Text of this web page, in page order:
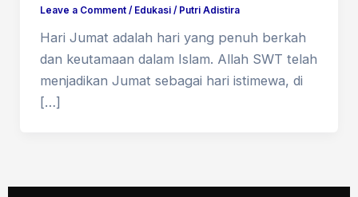
Leave a Comment / Edukasi/ Putri Adistira
Hari Jumat adalah hari yang penuh berkah
dan keutamaan dalam Islam. Allah SWT telah
menjadikan Jumat sebagai hari istimewa, di
[…]